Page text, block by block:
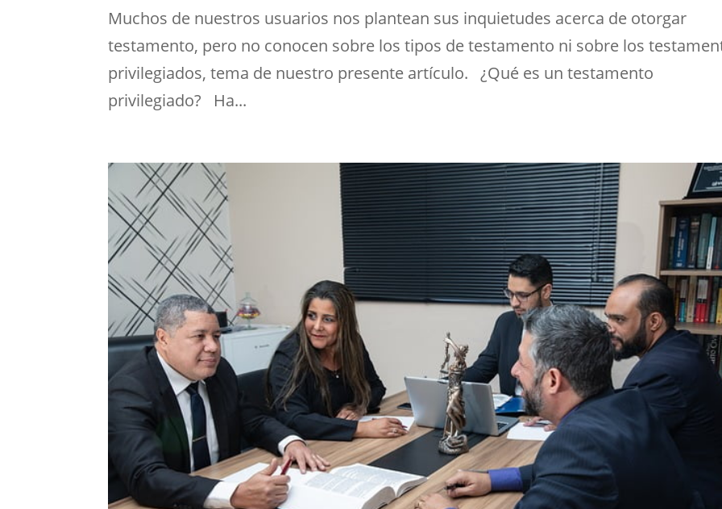
Muchos de nuestros usuarios nos plantean sus inquietudes acerca de otorgar
testamento, pero no conocen sobre los tipos de testamento ni sobre los
privilegiados, tema de nuestro presente artículo. ¿Qué es un testamento
privilegiado? Ha...